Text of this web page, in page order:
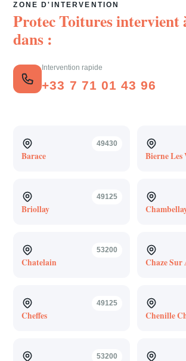
ZONE D'INTERVENTION
Protec Toitures
dans :
Intervention rapide
+33 7 71 01 43 96
49430
Barace Bierne Les
49125
Briollay
53200
Chatelain Chaze Sur
49125
Cheffes Chenille
53200